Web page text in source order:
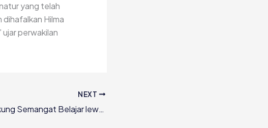
yang telah
Hilma
ujar perwakilan
NEXT
DQ Dukung Semangat Belajar lewat Bantuan Dana untuk Buku Paket Siswa Yatim Dhuafa MINU Kedungcangkring Jabon